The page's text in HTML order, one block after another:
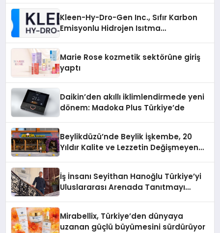
Kleen-Hy-Dro-Gen Inc., Sıfır Karbon
Emisyonlu Hidrojen Isıtma
Marie Rose kozmetik sektörüne giriş
yaptı
Daikin’den akıllı iklimlendirmede yeni
dönem: Madoka Plus Türkiye’de
Beylikdüzü’nde Beylik İşkembe, 20
Yıldır Kalite ve Lezzetin Değişmeyen
İş İnsanı Seyithan Hanoğlu Türkiye’yi
Uluslararası Arenada Tanıtmayı
Mirabellix, Türkiye’den dünyaya
uzanan güçlü büyümesini sürdürüyor